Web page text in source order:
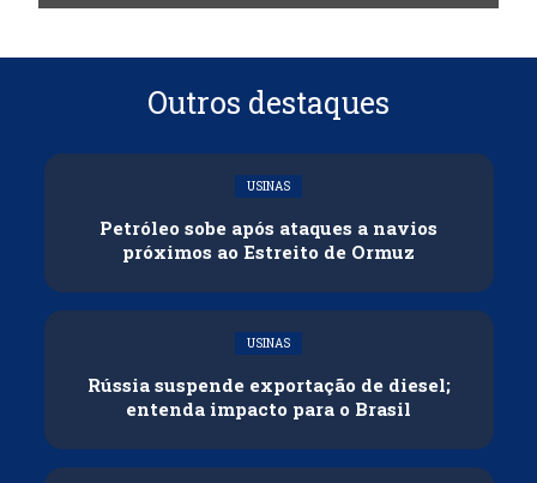
Outros destaques
USINAS
Petróleo sobe após ataques a navios
próximos ao Estreito de Ormuz
USINAS
Rússia suspende exportação de diesel;
entenda impacto para o Brasil